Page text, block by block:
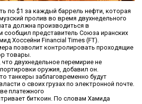
по $1 за каждый баррель нефти, которая
пролив во время двухнедельного
должна производиться в
сообщил представитель Союза иранских
Хоссейни Financial Times (FT).
позволит контролировать проходящие
товары.
двухнедельное перемирие не
оружия, добавил он.
танкеры заблаговременно будут
о своих грузах по электронной почте.
платежного
биткоин. По словам Хамида